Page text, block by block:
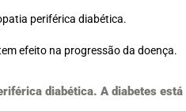
periférica diabética.
efeito na progressão da doença.
diabética. A diabetes